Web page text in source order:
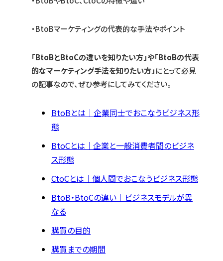
・BtoBマーケティングの代表的な手法やポイント
「BtoBとBtoCの違いを知りたい方」や「BtoBの代表
的なマーケティング手法を知りたい方」にとって必見
の記事なので、ぜひ参考にしてみてください。
BtoBとは｜企業同士でおこなうビジネス形
態
BtoCとは｜企業と一般消費者間のビジネ
ス形態
CtoCとは｜個人間でおこなうビジネス形態
BtoB・BtoCの違い｜ビジネスモデルが異
なる
購買の目的
購買までの期間